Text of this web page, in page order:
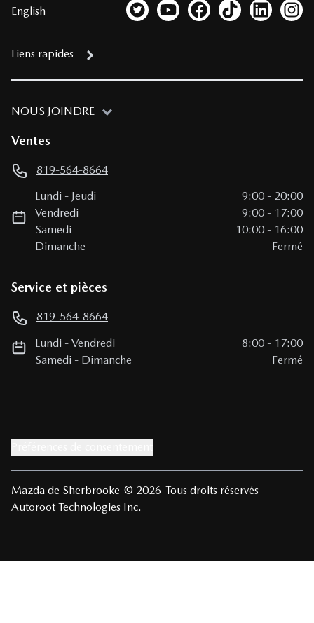
English Lien vers notre compte Twitter
Lien vers notre chaîne
Lien vers notre page
Lien vers notre
Lien vers
Lien
Liens rapides
NOUS JOINDRE
Ventes
819-564-8664
Lundi - Jeudi 9:00 - 20:00
Vendredi
9:00 - 17:00
Samedi
10:00 - 16:00
Dimanche
Fermé
Service et pièces
819-564-8664
Lundi -Vendredi 8:00 - 17:00
Samedi - Dimanche Fermé
Mazda de Sherbrooke © 2026 Tous droits réservés
Autoroot Technologies Inc.